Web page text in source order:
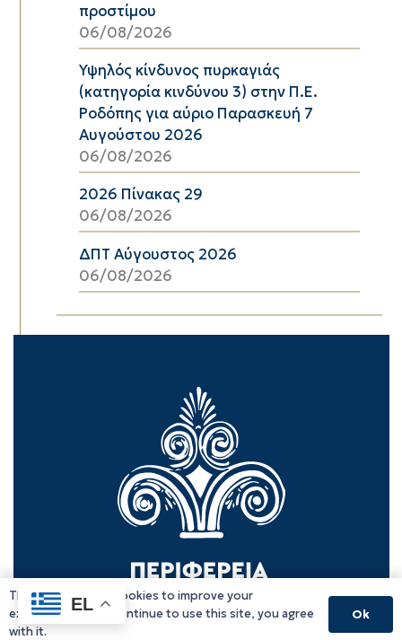
προστίμου
06/08/2026
Υψηλός κίνδυνος πυρκαγιάς
(κατηγορία κινδύνου 3) στην Π.Ε.
Ροδόπης για αύριο Παρασκευή 7
Αυγούστου 2026
06/08/2026
2026 Πίνακας 29
06/08/2026
ΔΠΤ Αύγουστος 2026
06/08/2026
EL
This website uses cookies to improve your
experience. If you continue to use this site, you agree
with it.
Ok